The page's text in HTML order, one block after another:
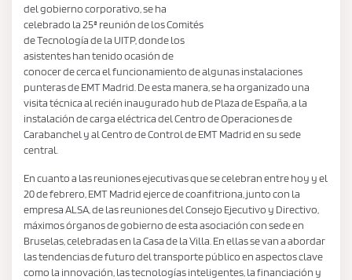
del gobierno corporativo, se ha
celebrado la 25ª reunión de los Comités
de Tecnología de la UITP, donde los
asistentes han tenido ocasión de
conocer de cerca el funcionamiento de algunas instalaciones
punteras de EMT Madrid. De esta manera, se ha organizado una
visita técnica al recién inaugurado hub de Plaza de España, a la
instalación de carga eléctrica del Centro de Operaciones de
Carabanchel y al Centro de Control de EMT Madrid en su sede
central.
En cuanto a las reuniones ejecutivas que se celebran entre hoy y el
20 de febrero, EMT Madrid ejerce de coanfitriona, junto con la
empresa ALSA, de las reuniones del Consejo Ejecutivo y Directivo,
máximos órganos de gobierno de esta asociación con sede en
Bruselas, celebradas en la Casa de la Villa. En ellas se van a abordar
las tendencias de futuro del transporte público en aspectos clave
como la innovación, las tecnologías inteligentes, la financiación y